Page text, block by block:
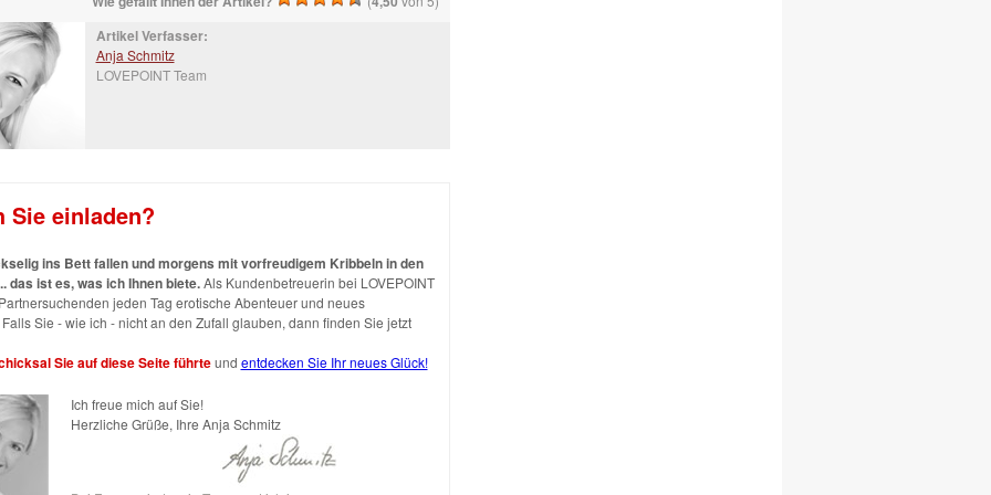
Artikel Verfasser:
Anja Schmitz
LOVEPOINT Team
Sie einladen?
ins Bett fallen und morgens mit vorfreudigem Kribbeln in den
das ist es, was ich Ihnen biete.Als Kundenbetreuerin bei LOVEPOINT
jeden Tag erotische Abenteuer und neues
Sie - wie ich - nicht an den Zufall glauben, dann finden Sie jetzt
Sie auf diese Seite führteund entdecken Sie Ihr neues Glück!
Ich freue mich auf Sie!
Herzliche Grüße, Ihre Anja Schmitz